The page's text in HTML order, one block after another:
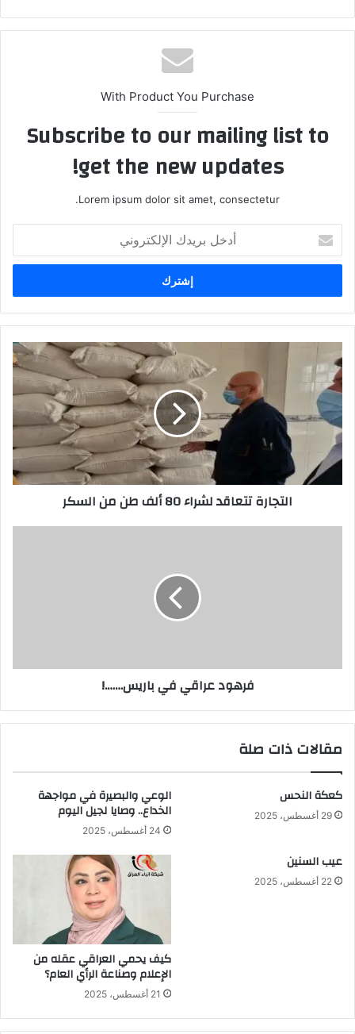
With Product You Purchase
Subscribe to our mailing list to
get the new updates!
Lorem ipsum dolor sit amet, consectetur.
بريدك
الإلكتروني
التجارة
تتعاقد
لشراء
ألف
طن
من
السكر
التجارة تتعاقد لشراء 80 ألف طن من السكر
فرهود عراقي في باريس…….!
مقالات ذات صلة
كعكة النحس
29 أغسطس، 2025
الوعي والبصيرة في مواجهة
الخداع.. وصايا لجيل اليوم
24 أغسطس، 2025
عيب السنين
22 أغسطس، 2025
كيف يحمي العراقي عقله من
الإعلام وصناعة الرأي العام؟
21 أغسطس، 2025